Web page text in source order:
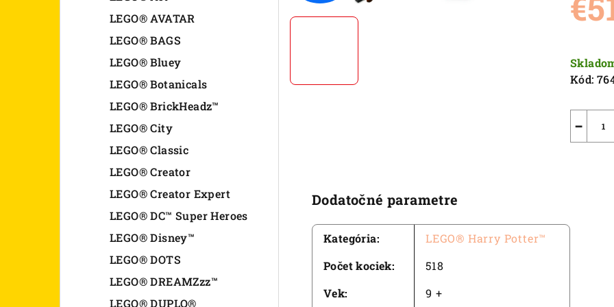
LEGO® AVATAR
LEGO® BAGS
LEGO® Bluey
LEGO® Botanicals
LEGO® BrickHeadz™
LEGO® City
LEGO® Classic
LEGO® Creator
LEGO® Creator Expert
LEGO® DC™ Super Heroes
LEGO® Disney™
LEGO® DOTS
LEGO® DREAMZzz™
LEGO® DUPLO®
z
cena:
Kód:
−
Dodatočné parametre
Kategória:
LEGO® Harry Potter™
Počet kociek:
518
Vek:
9 +